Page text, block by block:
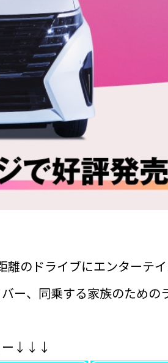
のドライブにエンターテイ
ー、同乗する家族のための
ー↓↓↓